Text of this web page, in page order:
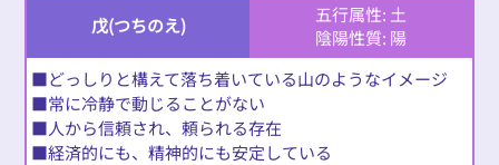
戊(つちのえ)
五行属性: 土
陰陽性質: 陽
■どっしりと構えて落ち着いている山のようなイメージ
■常に冷静で動じることがない
■人から信頼され、頼られる存在
■経済的にも、精神的にも安定している